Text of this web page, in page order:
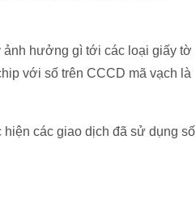
ảnh hưởng gì tới các loại giấy tờ
với số trên CCCD mã vạch là
các giao dịch đã sử dụng số